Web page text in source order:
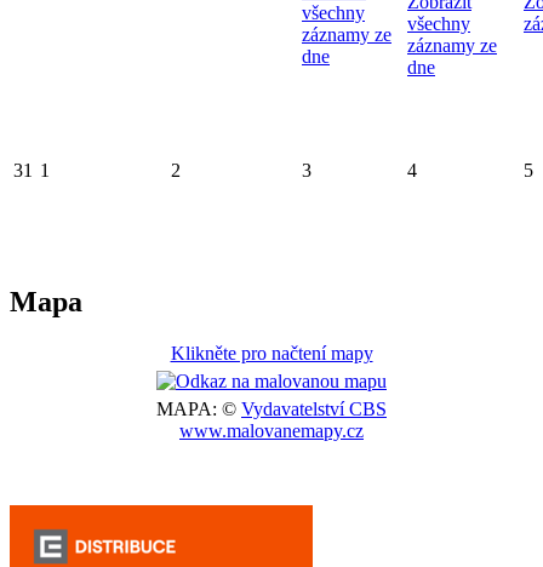
všechny
záznamy ze
dne
všechny
záznamy ze
dne
31 1 2 3 4 5
Mapa
Klikněte pro načtení mapy
MAPA: © Vydavatelství CBS
www.malovanemapy.cz